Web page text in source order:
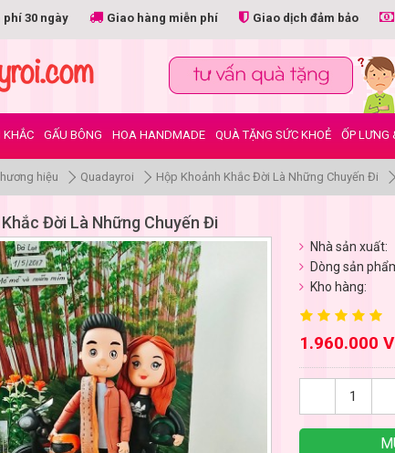
30 ngày Giao hàng miễn phí Giao dịch đảm bảo
KHẮC GẤU BÔNG HOA HANDMADE QUÀ TẶNG SỨC KHOẺ ỐP LƯNG
hiệu Quadayroi Hộp Khoảnh Khắc Đời Là Những Chuyến Đi
Đời Là Những Chuyến Đi
Nhà sản xuất:
Dòng sản
Kho hàng:
1.960.000